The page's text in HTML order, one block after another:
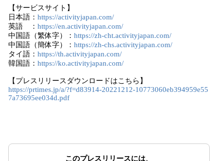
【サービスサイト】
日本語： https://activityjapan.com/
英語 ： https://en.activityjapan.com/
中国語（繁体字）： https://zh-cht.activityjapan.com/
中国語（簡体字）： https://zh-chs.activityjapan.com/
タイ語： https://th.activityjapan.com/
韓国語： https://ko.activityjapan.com/
【プレスリリースダウンロードはこちら】
https://prtimes.jp/a/?f=d83914-20221212-10773060eb394959e55
7a73695ee034d.pdf
このプレスリリースには、